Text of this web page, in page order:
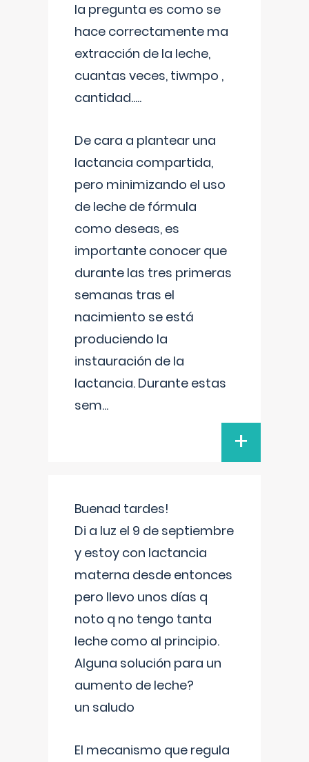
la pregunta es como se
hace correctamente ma
extracción de la leche,
cuantas veces, tiwmpo ,
cantidad.....
De cara a plantear una
lactancia compartida,
pero minimizando el uso
de leche de fórmula
como deseas, es
importante conocer que
durante las tres primeras
semanas tras el
nacimiento se está
produciendo la
instauración de la
lactancia. Durante estas
sem...
+
Buenad tardes!
Di a luz el 9 de septiembre
y estoy con lactancia
materna desde entonces
pero llevo unos días q
noto q no tengo tanta
leche como al principio.
Alguna solución para un
aumento de leche?
un saludo
El mecanismo que regula